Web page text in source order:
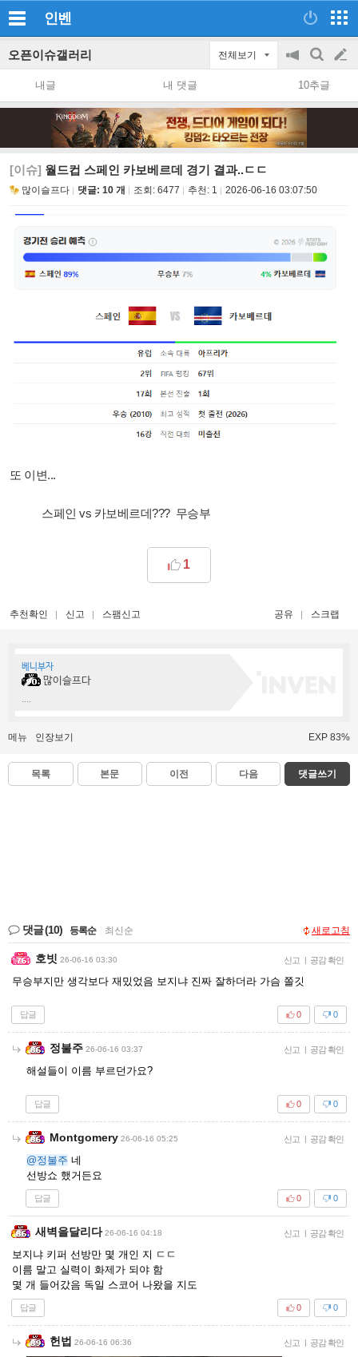
인벤
오픈이슈갤러리 전체보기
공
지
on/off
검
색
글
쓰
내글 내 댓글 10추글
[이슈] 월드컵 스페인 카보베르데 경기 결과..ㄷㄷ
많이슬프다 댓글: 10 개 조회: 6477 추천: 1 2026-06-16 03:07:50
또 이변...
스페인 vs 카보베르데??? 무승부
1
추천확인 신고 스팸신고 공유 스크랩
베니부자
많이슬프다
....
메뉴 인장보기 EXP 83%
목록 본문 이전 다음 댓글쓰기
댓글(10) 등록순 최신순 새로고침
호빗 26-06-16 03:30 신고 | 공감 확인
무승부지만 생각보다 재밌었음 보지냐 진짜 잘하더라 가슴 쫄깃
답글 0
0
정불주 26-06-16 03:37 신고 | 공감 확인
해설들이 이름 부르던가요?
답글 0
0
Montgomery 26-06-16 05:25 신고 | 공감 확인
@정불주 네
선방쇼 했거든요
답글 0
0
새벽을달리다 26-06-16 04:18 신고 | 공감 확인
보지냐 키퍼 선방만 몇 개인 지 ㄷㄷ
이름 말고 실력이 화제가 되야 함
몇 개 들어갔음 독일 스코어 나왔을 지도
답글 0
0
헌법 26-06-16 06:36 신고 | 공감 확인